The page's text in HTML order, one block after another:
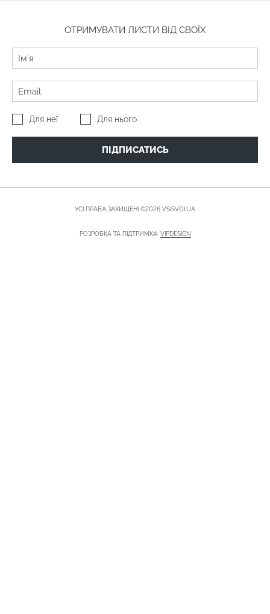
ОТРИМУВАТИ ЛИСТИ ВІД СВОЇХ
Для неї Для нього
ПІДПИСАТИСЬ
УСІ ПРАВА ЗАХИЩЕНІ ©2026 VSISVOI.UA
РОЗРОБКА ТА ПІДТРИМКА: VIPDESIGN